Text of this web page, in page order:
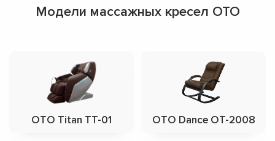
Модели массажных кресел OTO
OTO Titan TT-01 OTO Dance OT-2008